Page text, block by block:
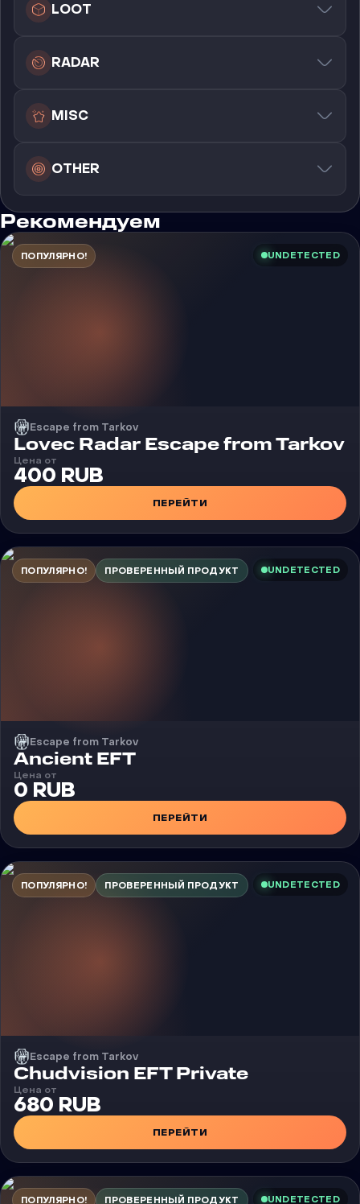
LOOT
RADAR
MISC
OTHER
Рекомендуем
ПОПУЛЯРНО! UNDETECTED
Escape from Tarkov
Чит
Lovec Radar Escape from Tarkov
Цена от
400 RUB
ПЕРЕЙТИ
ПОПУЛЯРНО! ПРОВЕРЕННЫЙ ПРОДУКТ UNDETECTED
Escape from Tarkov
Чит
Ancient EFT
Цена от
0 RUB
ПЕРЕЙТИ
ПОПУЛЯРНО! ПРОВЕРЕННЫЙ ПРОДУКТ UNDETECTED
Escape from Tarkov
Чит
Chudvision EFT Private
Цена от
680 RUB
ПЕРЕЙТИ
ПОПУЛЯРНО! ПРОВЕРЕННЫЙ ПРОДУКТ UNDETECTED